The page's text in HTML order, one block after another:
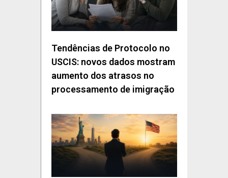
Tendências de Protocolo no
USCIS: novos dados mostram
aumento dos atrasos no
processamento de imigração